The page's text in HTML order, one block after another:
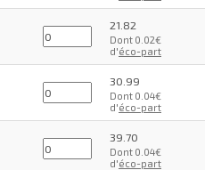
21.82
Dont 0.02€
d'éco-part
30.99
Dont 0.04€
d'éco-part
39.70
Dont 0.04€
d'éco-part